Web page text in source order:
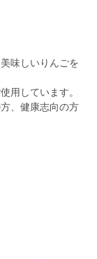
味しいりんごを
用しています。
、健康志向の方